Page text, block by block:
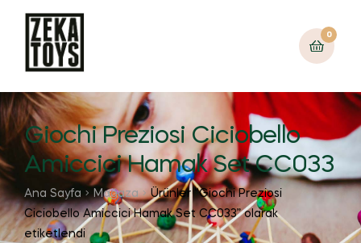
0
Giochi Preziosi Ciciobello
Amiccici Hamak Set CC033
Ana Sayfa Mağaza
Ürünler “Giochi Preziosi
Ciciobello Amiccici Hamak Set CC033” olarak
etiketlendi